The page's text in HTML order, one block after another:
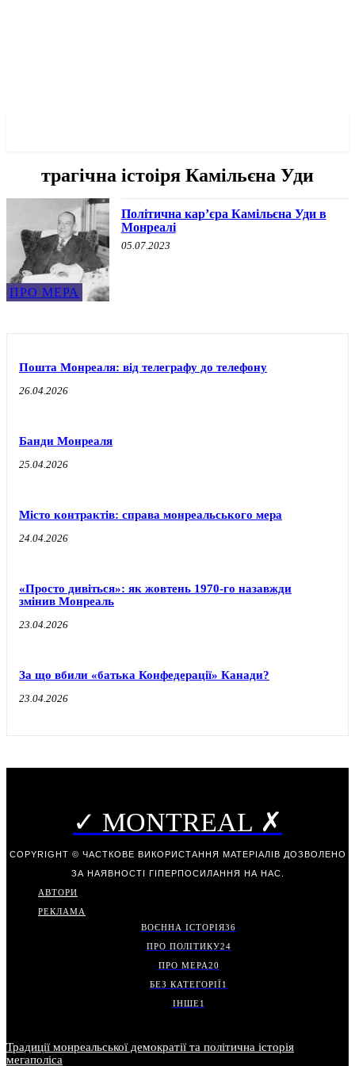
трагічна істоіря Камільєна Уди
ПРО МЕРА
Політична кар’єра Камільєна Уди в
Монреалі
05.07.2023
Пошта Монреаля: від телеграфу до телефону
26.04.2026
Банди Монреаля
25.04.2026
Місто контрактів: справа монреальського мера
24.04.2026
«Просто дивіться»: як жовтень 1970-го назавжди
змінив Монреаль
23.04.2026
За що вбили «батька Конфедерації» Канади?
23.04.2026
✓ MONTREAL ✗
COPYRIGHT © ЧАСТКОВЕ ВИКОРИСТАННЯ МАТЕРІАЛІВ ДОЗВОЛЕНО
ЗА НАЯВНОСТІ ГІПЕРПОСИЛАННЯ НА НАС.
АВТОРИ
РЕКЛАМА
ВОЄННА ІСТОРІЯ36
ПРО ПОЛІТИКУ24
ПРО МЕРА20
БЕЗ КАТЕГОРІЇ1
ІНШЕ1
Традиції монреальської демократії та політична історія
мегаполіса